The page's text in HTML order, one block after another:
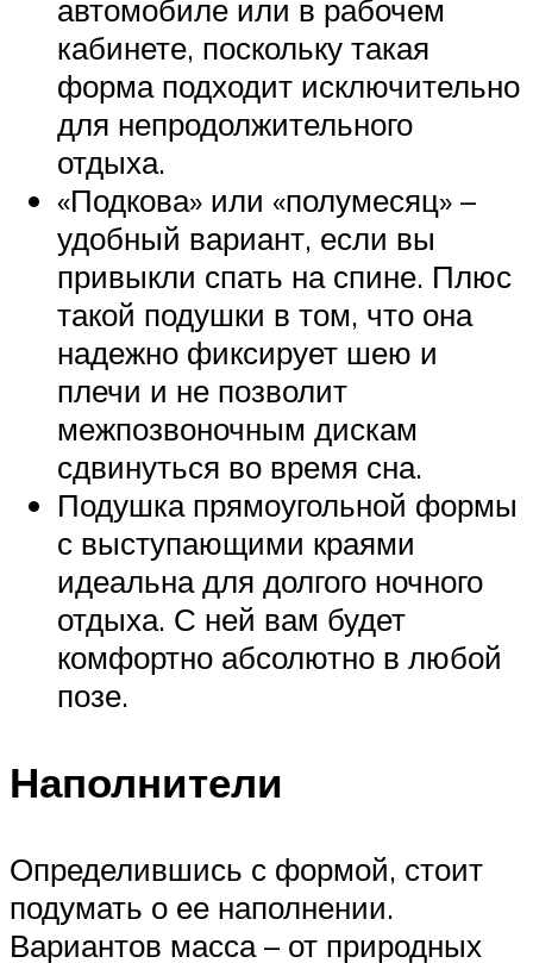
автомобиле или в рабочем
кабинете, поскольку такая
форма подходит исключительно
для непродолжительного
отдыха.
«Подкова» или «полумесяц» –
удобный вариант, если вы
привыкли спать на спине. Плюс
такой подушки в том, что она
надежно фиксирует шею и
плечи и не позволит
межпозвоночным дискам
сдвинуться во время сна.
Подушка прямоугольной формы
с выступающими краями
идеальна для долгого ночного
отдыха. С ней вам будет
комфортно абсолютно в любой
позе.
Наполнители
Определившись с формой, стоит
подумать о ее наполнении.
Вариантов масса – от природных